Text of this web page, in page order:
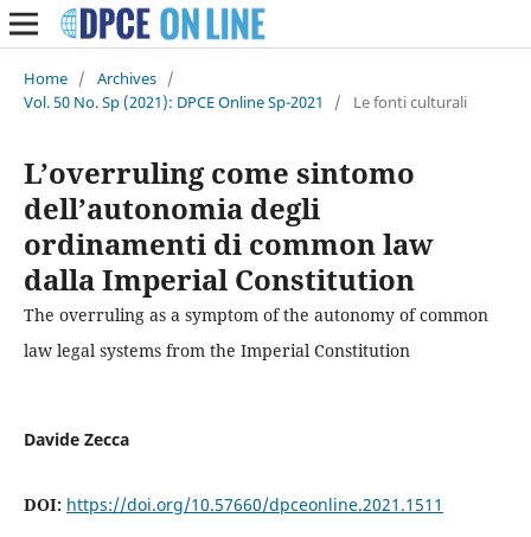
Home / Archives /
Vol. 50 No. Sp (2021): DPCE Online Sp-2021
/ Le fonti culturali
L’overruling come sintomo
dell’autonomia degli
ordinamenti di common law
dalla Imperial Constitution
The overruling as a symptom of the autonomy of common
law legal systems from the Imperial Constitution
Davide Zecca
DOI: https://doi.org/10.57660/dpceonline.2021.1511